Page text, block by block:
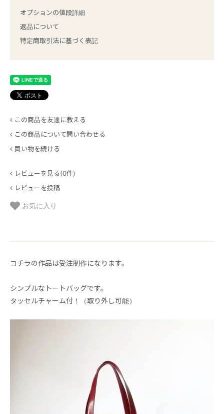
オプションの値段詳細
返品について
特定商取引法に基づく表記
この商品を友達に教える
この商品について問い合わせる
買い物を続ける
レビューを見る(0件)
レビューを投稿
お気に入り
コチラの作品は受注制作になります。
シンプルなトートバッグです。
タッセルチャーム付！（取り外し可能）